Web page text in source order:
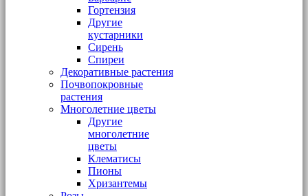
Гортензия
Другие
кустарники
Сирень
Спиреи
Декоративные растения
Почвопокровные
растения
Многолетние цветы
Другие
многолетние
цветы
Клематисы
Пионы
Хризантемы